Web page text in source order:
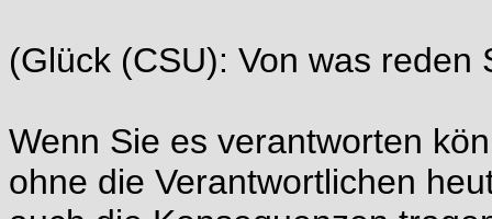
(Glück (CSU): Von was reden
Wenn Sie es verantworten
ohne die Verantwortlichen